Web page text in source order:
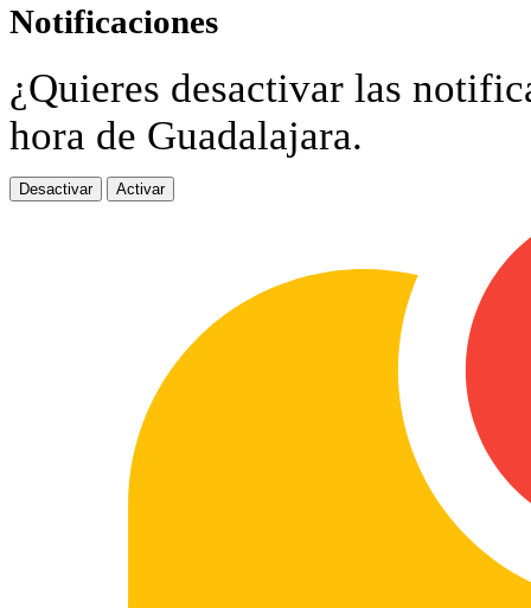
Notificaciones
¿Quieres desactivar las
hora de Guadalajara.
Desactivar Activar